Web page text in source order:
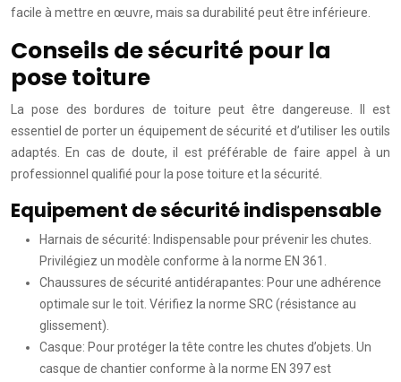
facile à mettre en œuvre, mais sa durabilité peut être inférieure.
Conseils de sécurité pour la
pose toiture
La pose des bordures de toiture peut être dangereuse. Il est
essentiel de porter un équipement de sécurité et d’utiliser les outils
adaptés. En cas de doute, il est préférable de faire appel à un
professionnel qualifié pour la pose toiture et la sécurité.
Equipement de sécurité indispensable
Harnais de sécurité: Indispensable pour prévenir les chutes.
Privilégiez un modèle conforme à la norme EN 361.
Chaussures de sécurité antidérapantes: Pour une adhérence
optimale sur le toit. Vérifiez la norme SRC (résistance au
glissement).
Casque: Pour protéger la tête contre les chutes d’objets. Un
casque de chantier conforme à la norme EN 397 est